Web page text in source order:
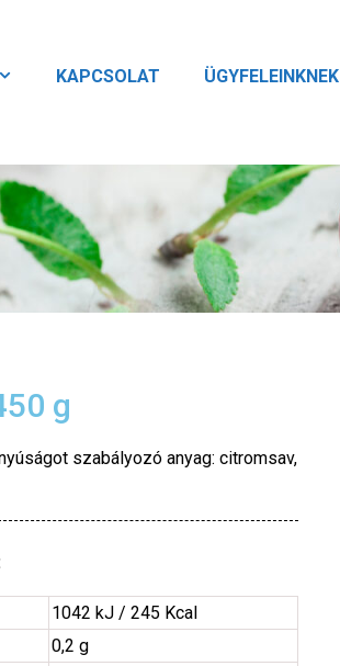
KAPCSOLAT ÜGYFELEINKNEK
g
szabályozó anyag: citromsav,
1042 kJ / 245 Kcal
0,2 g